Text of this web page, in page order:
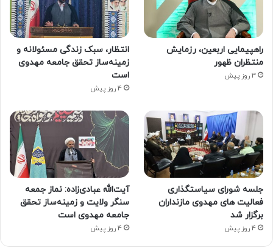
راهپیمایی اربعین، رزمایش
منتظران ظهور
3 روز پیش
انتظار، سبک زندگی مسئولانه و
زمینه‌ساز تحقق جامعه مهدوی
است
4 روز پیش
جلسه شورای سیاستگذاری
فعالیت های مهدوی مازنداران
برگزار شد
4 روز پیش
آیت‌الله عبادی‌زاده: نماز جمعه
سنگر ولایت و زمینه‌ساز تحقق
جامعه مهدوی است
4 روز پیش